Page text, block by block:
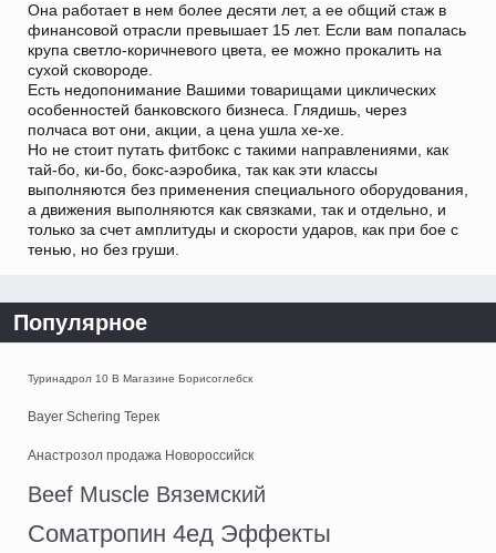
Она работает в нем более десяти лет, а ее общий стаж в
финансовой отрасли превышает 15 лет. Если вам попалась
крупа светло-коричневого цвета, ее можно прокалить на
сухой сковороде.
Есть недопонимание Вашими товарищами циклических
особенностей банковского бизнеса. Глядишь, через
полчаса вот они, акции, а цена ушла хе-хе.
Но не стоит путать фитбокс с такими направлениями, как
тай-бо, ки-бо, бокс-аэробика, так как эти классы
выполняются без применения специального оборудования,
а движения выполняются как связками, так и отдельно, и
только за счет амплитуды и скорости ударов, как при бое с
тенью, но без груши.
Популярное
Туринадрол 10 В Магазине Борисоглебск
Bayer Schering Терек
Анастрозол продажа Новороссийск
Beef Muscle Вяземский
Cоматропин 4ед Эффекты